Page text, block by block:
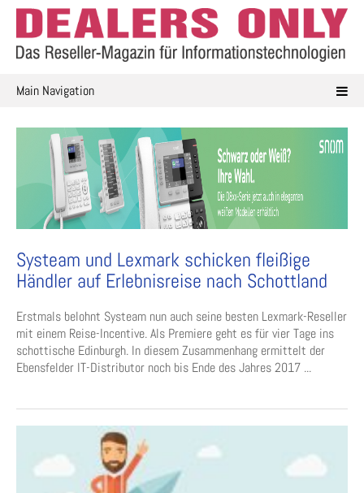
Skip
content
Main Navigation
Systeam und Lexmark schicken fleißige
Händler auf Erlebnisreise nach Schottland
Erstmals belohnt Systeam nun auch seine besten Lexmark-Reseller
mit einem Reise-Incentive. Als Premiere geht es für vier Tage ins
schottische Edinburgh. In diesem Zusammenhang ermittelt der
Ebensfelder IT-Distributor noch bis Ende des Jahres 2017 ...